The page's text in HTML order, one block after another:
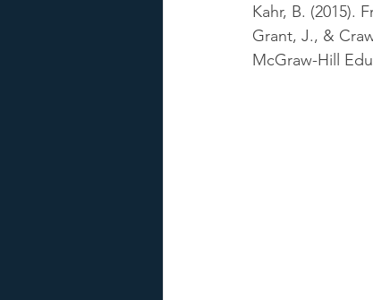
Kahr, B. (2015).
Grant, J., &
McGraw-Hill